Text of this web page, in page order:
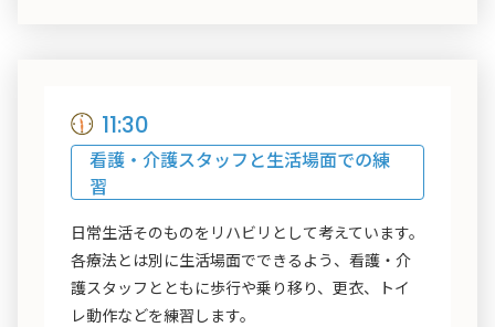
11:30
看護・介護スタッフと生活場面での練
習
日常生活そのものをリハビリとして考えています。
各療法とは別に生活場面でできるよう、看護・介
護スタッフとともに歩行や乗り移り、更衣、トイ
レ動作などを練習します。